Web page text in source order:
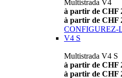
Multistrada V4
à partir de CHF
à partir de CHF
CONFIGUREZ-
V4 S
Multistrada V4 S
à partir de CHF
à partir de CHF